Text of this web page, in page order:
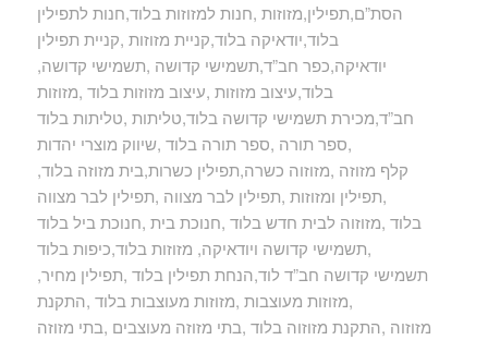
הסת”ם,תפילין,מזוזות ,חנות למזוזות בלוד,חנות לתפילין
בלוד,יודאיקה בלוד,קניית מזוזות ,קניית תפילין
,יודאיקה,כפר חב”ד,תשמישי קדושה ,תשמישי קדושה
בלוד,עיצוב מזוזות ,עיצוב מזוזות בלוד ,מזוזות
חב”ד,מכירת תשמישי קדושה בלוד,טליתות ,טליתות בלוד
,ספר תורה ,ספר תורה בלוד ,שיווק מוצרי יהדות
,קלף מזוזה ,מזוזוה כשרה,תפילין כשרות,בית מזוזה בלוד
,תפילין ומזוזות ,תפילין לבר מצווה ,תפילין לבר מצווה
בלוד ,מזוזוה לבית חדש בלוד ,חנוכת בית ,חנוכת ביל בלוד
,תשמישי קדושה ויודאיקה, מזוזות בלוד,כיפות בלוד
,תשמישי קדושה חב”ד לוד,הנחת תפילין בלוד ,תפילין מחיר
,מזוזות מעוצבות ,מזוזות מעוצבות בלוד ,התקנת
מזוזוה ,התקנת מזוזוה בלוד ,בתי מזוזה מעוצבים ,בתי מזוזה